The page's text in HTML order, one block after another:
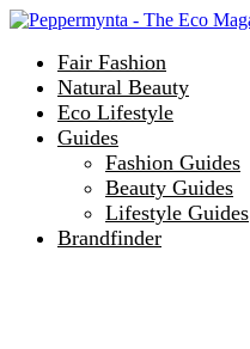
Fair Fashion
Natural Beauty
Eco Lifestyle
Guides
Fashion Guides
Beauty Guides
Lifestyle Guides
Brandfinder